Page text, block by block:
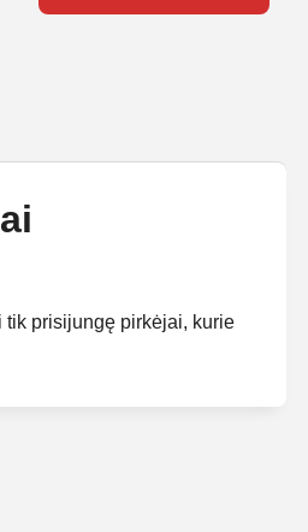
tik prisijungę pirkėjai, kurie